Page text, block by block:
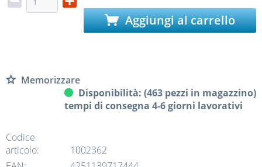
Aggiungi al carrello
Memorizzare
Disponibilità: (463 pezzi in magazzino)
tempi di consegna 4-6 giorni lavorativi
Codice
articolo:
1002362